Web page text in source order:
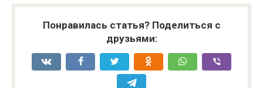
Понравилась статья? Поделиться с
друзьями: